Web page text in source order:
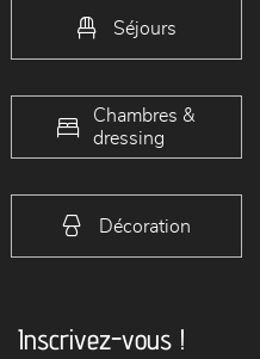
Séjours
Chambres &
dressing
Décoration
Inscrivez-vous !